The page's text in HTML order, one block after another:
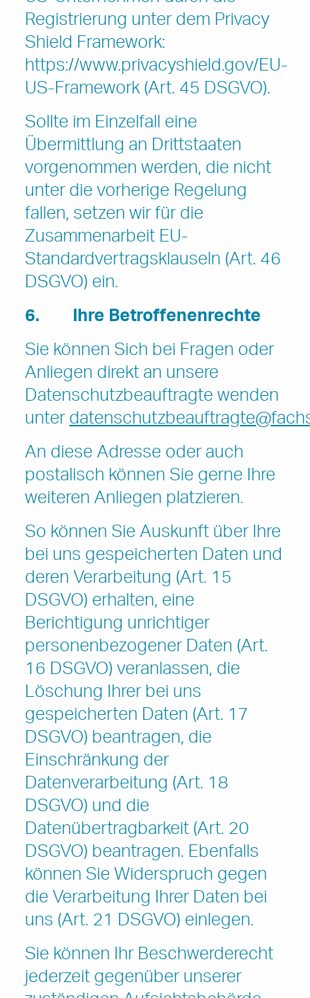
Registrierung unter dem Privacy
Shield Framework:
https://www.privacyshield.gov/EU-
US-Framework (Art. 45 DSGVO).
Sollte im Einzelfall eine
Übermittlung an Drittstaaten
vorgenommen werden, die nicht
unter die vorherige Regelung
fallen, setzen wir für die
Zusammenarbeit EU-
Standardvertragsklauseln (Art. 46
DSGVO) ein.
6. Ihre Betroffenenrechte
Sie können Sich bei Fragen oder
Anliegen direkt an unsere
Datenschutzbeauftragte wenden
unter
An diese Adresse oder auch
postalisch können Sie gerne Ihre
weiteren Anliegen platzieren.
So können Sie Auskunft über Ihre
bei uns gespeicherten Daten und
deren Verarbeitung (Art. 15
DSGVO) erhalten, eine
Berichtigung unrichtiger
personenbezogener Daten (Art.
16 DSGVO) veranlassen, die
Löschung Ihrer bei uns
gespeicherten Daten (Art. 17
DSGVO) beantragen, die
Einschränkung der
Datenverarbeitung (Art. 18
DSGVO) und die
Datenübertragbarkeit (Art. 20
DSGVO) beantragen. Ebenfalls
können Sie Widerspruch gegen
die Verarbeitung Ihrer Daten bei
uns (Art. 21 DSGVO) einlegen.
Sie können Ihr Beschwerderecht
jederzeit gegenüber unserer